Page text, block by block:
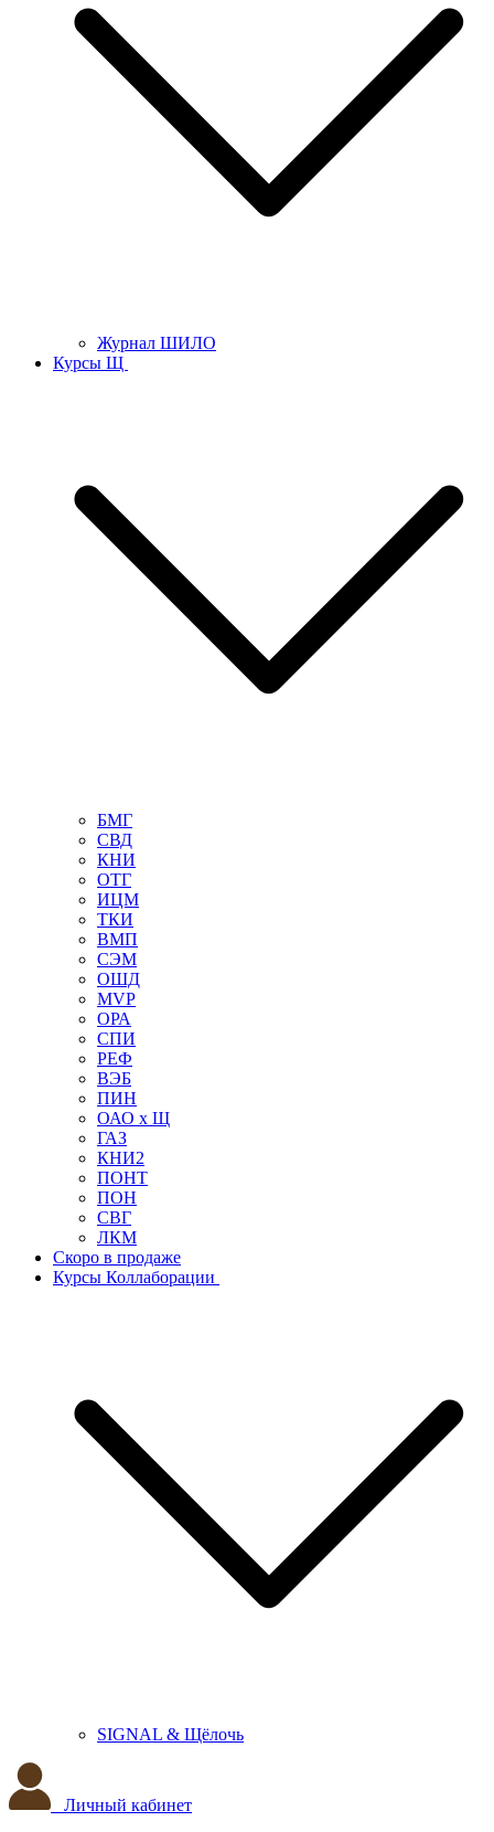
Журнал ШИЛО
Курсы Щ
БМГ
СВД
КНИ
ОТГ
ИЦМ
ТКИ
ВМП
СЭМ
ОШД
MVP
ОРА
СПИ
РЕФ
ВЭБ
ПИН
ОАО х Щ
ГАЗ
КНИ2
ПОНТ
ПОН
СВГ
ЛКМ
Скоро в продаже
Курсы Коллаборации
SIGNAL & Щёлочь
Личный кабинет